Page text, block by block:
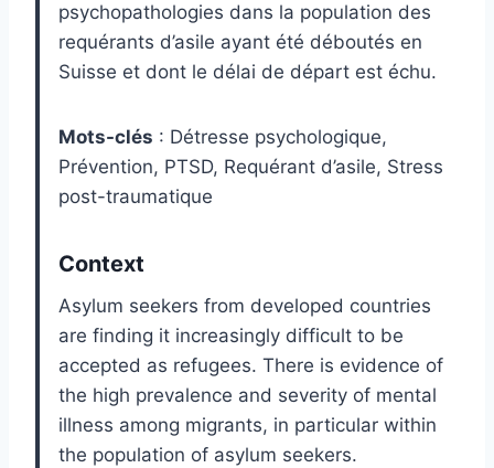
psychopathologies dans la population des
requérants d’asile ayant été déboutés en
Suisse et dont le délai de départ est échu.
Mots-clés : Détresse psychologique,
Prévention, PTSD, Requérant d’asile, Stress
post-traumatique
Context
Asylum seekers from developed countries
are finding it increasingly difficult to be
accepted as refugees. There is evidence of
the high prevalence and severity of mental
illness among migrants, in particular within
the population of asylum seekers.